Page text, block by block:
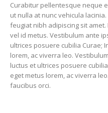
Curabitur pellentesque neque
ut nulla at nunc vehicula
feugiat nibh adipiscing sit
vel id metus. Vestibulum ante
ultrices posuere cubilia Curae;
lorem, ac viverra leo.
luctus et ultrices posuere
eget metus lorem, ac viverra
faucibus orci.